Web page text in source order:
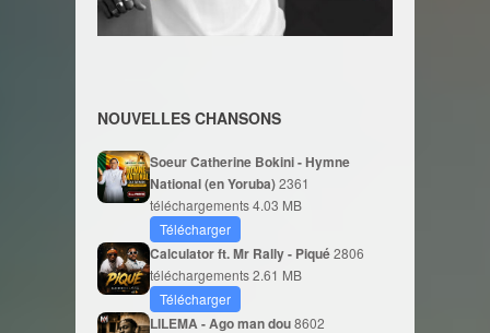
NOUVELLES CHANSONS
Soeur Catherine Bokini - Hymne
National (en Yoruba)2361
téléchargements4.03 MB
Télécharger
Calculator ft. Mr Rally - Piqué2806
téléchargements2.61 MB
Télécharger
LILEMA - Ago man dou8602